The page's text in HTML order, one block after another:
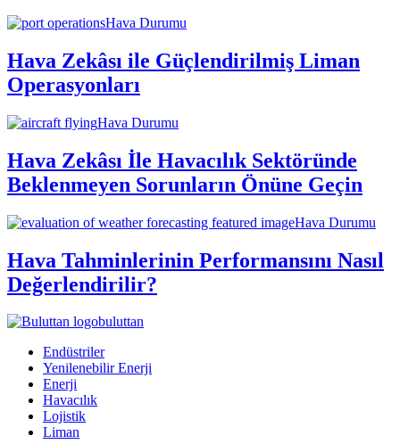
Hava Durumu
Hava Zekâsı ile Güçlendirilmiş Liman
Operasyonları
Hava Durumu
Hava Zekâsı İle Havacılık Sektöründe
Beklenmeyen Sorunların Önüne Geçin
Hava Durumu
Hava Tahminlerinin Performansını Nasıl
Değerlendirilir?
buluttan
Endüstriler
Yenilenebilir Enerji
Enerji
Havacılık
Lojistik
Liman